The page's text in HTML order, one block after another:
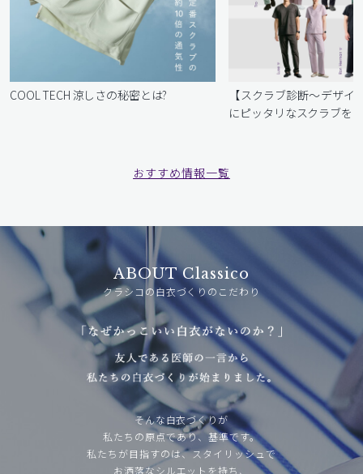
COOL TECH 涼しさの秘密とは?
【スクラブ診断〜デザイ
にピッタリなスクラブを
おすすめ情報一覧
ABOUT Classico
クラシコの白衣づくりのこだわり
そんな白衣づくりが
私たちの原点であり、基準です。
私たちが目指すのは、スタイリッシュで
お洒落なシルエットを持ち、